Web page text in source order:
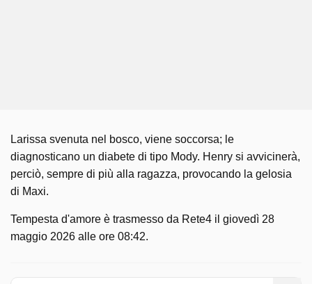
Larissa svenuta nel bosco, viene soccorsa; le
diagnosticano un diabete di tipo Mody. Henry si avvicinerà,
perciò, sempre di più alla ragazza, provocando la gelosia
di Maxi.
Tempesta d'amore è trasmesso da Rete4 il giovedì 28
maggio 2026 alle ore 08:42.